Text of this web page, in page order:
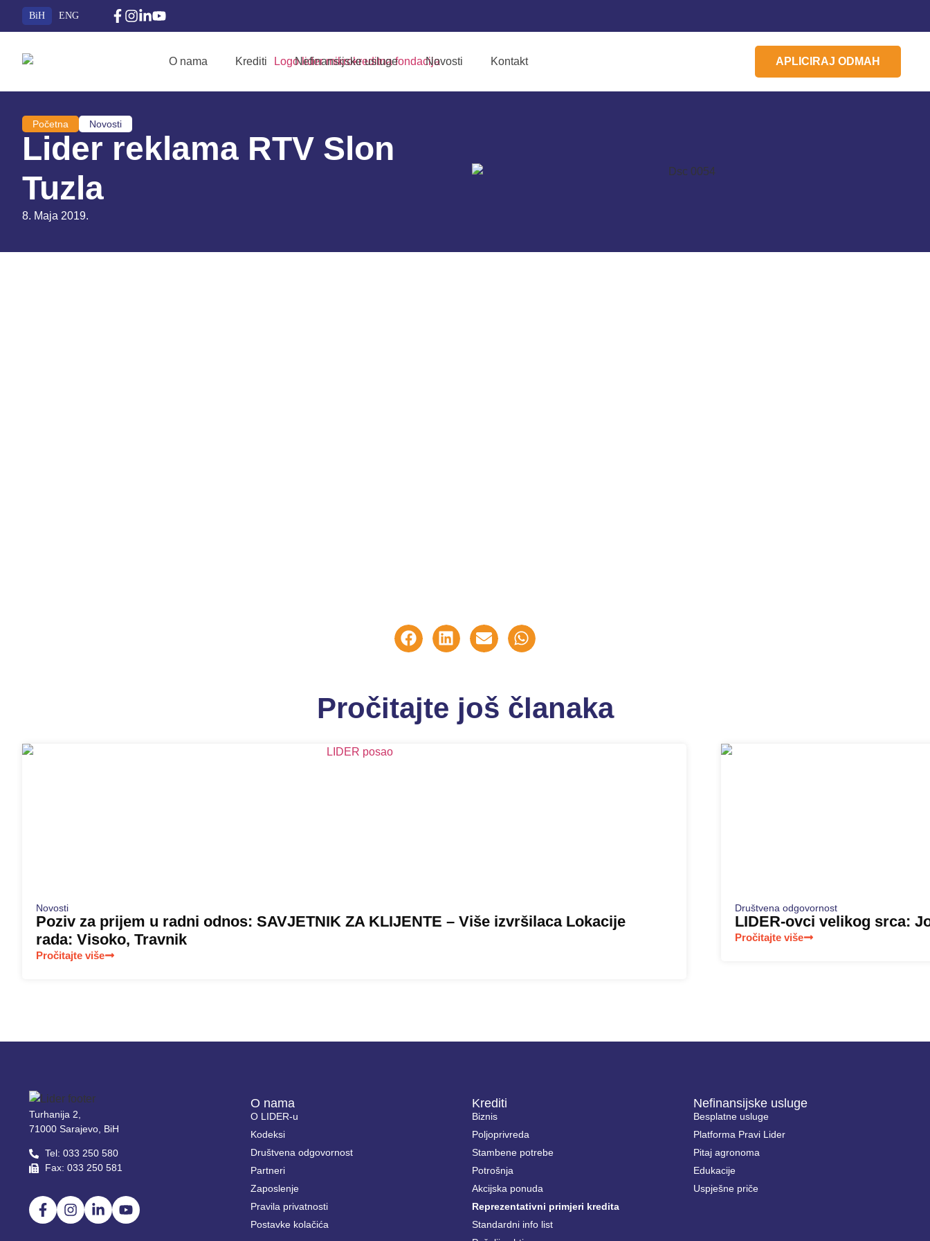
BiH ENG
O nama Krediti Nefinansijske usluge Novosti Kontakt APLICIRAJ ODMAH
Početna Novosti
Lider reklama RTV Slon
Tuzla
8. Maja 2019.
Pročitajte još članaka
Novosti
Poziv za prijem u radni odnos: SAVJETNIK ZA KLIJENTE – Više izvršilaca Lokacije
rada: Visoko, Travnik
Pročitajte više
Društvena odgovornost
LIDER-ovci velikog srca:
Pročitajte više
Turhanija 2,
71000 Sarajevo, BiH
Tel: 033 250 580
Fax: 033 250 581
O nama
O LIDER-u
Kodeksi
Društvena odgovornost
Partneri
Zaposlenje
Pravila privatnosti
Postavke kolačića
Krediti
Biznis
Poljoprivreda
Stambene potrebe
Potrošnja
Akcijska ponuda
Reprezentativni primjeri kredita
Standardni info list
Nefinansijske usluge
Besplatne usluge
Platforma Pravi Lider
Pitaj agronoma
Edukacije
Uspješne priče